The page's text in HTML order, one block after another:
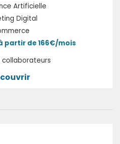
Artificielle
Digital
partir de 166€/mois
collaborateurs